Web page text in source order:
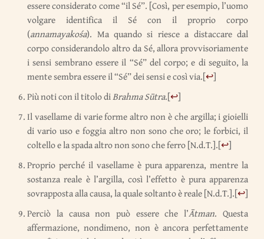
essere considerato come “il Sé”. [Così, per esempio, l’uomo
volgare identifica il Sé con il proprio corpo
(annamayakośa). Ma quando si riesce a distaccare dal
corpo considerandolo altro da Sé, allora provvisoriamente
i sensi sembrano essere il “Sé” del corpo; e di seguito, la
mente sembra essere il “Sé” dei sensi e così via.[↩]
Più noti con il titolo diBrahma Sūtra.[↩]
Il vasellame di varie forme altro non è che argilla; i gioielli
di vario uso e foggia altro non sono che oro; le forbici, il
coltello e la spada altro non sono che ferro [N.d.T.].[↩]
Proprio perché il vasellame è pura apparenza, mentre la
sostanza reale è l’argilla, così l’effetto è pura apparenza
sovrapposta alla causa, la quale soltanto è reale [N.d.T.].[↩]
Perciò la causa non può essere che l’Ātman. Questa
affermazione, nondimeno, non è ancora perfettamente